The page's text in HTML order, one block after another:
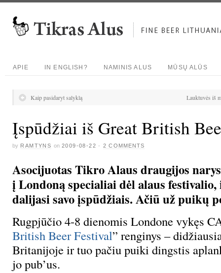
APIE IN ENGLISH? NAMINIS ALUS MŪSŲ ALŪS
Kaip pasidaryt salyklą Lauktuvės iš
Įspūdžiai iš Great British
by RAMTYNS on 2009-08-22 ·2 COMMENTS
Asocijuotas Tikro Alaus draugijos
į Londoną specialiai dėl alaus
dalijasi savo įspūdžiais. Ačiū už puikų
Rugpjūčio 4-8 dienomis Londone vykęs
British Beer Festival” renginys –
Britanijoje ir tuo pačiu puiki dingstis
jo pub’us.